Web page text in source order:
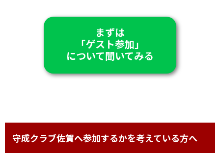
まずは
「ゲスト参加」
について聞いてみる
守成クラブ佐賀へ参加するかを考えている方へ